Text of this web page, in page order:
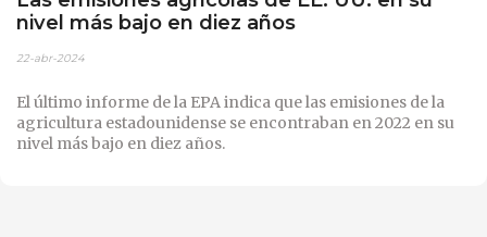
nivel más bajo en diez años
22-abr-2024
El último informe de la EPA indica que las emisiones de la
agricultura estadounidense se encontraban en 2022 en su
nivel más bajo en diez años.